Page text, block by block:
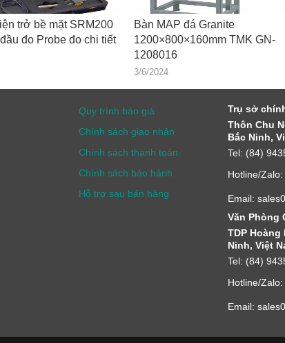
trở bề mặt SRM200
đo Probe đo chi tiết
Bàn MAP đá Granite
1200×800×160mm TMK GN-
1208016
3/6/2024
Quy trình báo giá
Chính sách giao nhận
Chính sách thanh toán
Chính sách bảo hành
Hỗ trợ sau bán hàng
Trụ sở
Thôn Chu
Bắc Ninh,
Tel: (84)
Hotline/
Email:
Văn Phòng
TDP
Ninh, Việt
Tel: (84)
Hotline/
Email: